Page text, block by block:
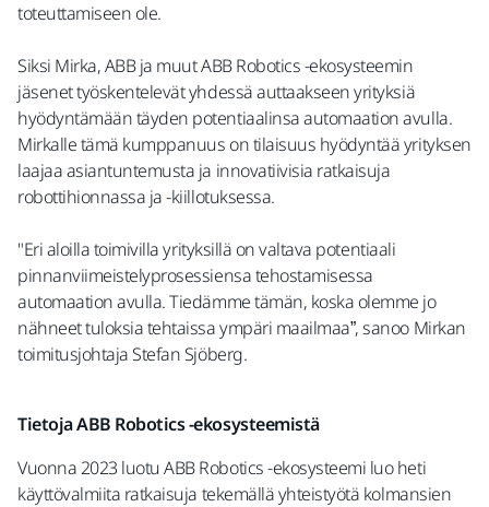
toteuttamiseen ole.
Siksi Mirka, ABB ja muut ABB Robotics -ekosysteemin
jäsenet työskentelevät yhdessä auttaakseen yrityksiä
hyödyntämään täyden potentiaalinsa automaation avulla.
Mirkalle tämä kumppanuus on tilaisuus hyödyntää yrityksen
laajaa asiantuntemusta ja innovatiivisia ratkaisuja
robottihionnassa ja -kiillotuksessa.
"Eri aloilla toimivilla yrityksillä on valtava potentiaali
pinnanviimeistelyprosessiensa tehostamisessa
automaation avulla. Tiedämme tämän, koska olemme jo
nähneet tuloksia tehtaissa ympäri maailmaa”, sanoo Mirkan
toimitusjohtaja Stefan Sjöberg.
Tietoja ABB Robotics -ekosysteemistä
Vuonna 2023 luotu ABB Robotics -ekosysteemi luo heti
käyttövalmiita ratkaisuja tekemällä yhteistyötä kolmansien